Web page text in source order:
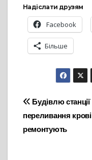
Надіслати друзям
Facebook
Більше
Навігація
записів
Будівлю станції
переливання крові
ремонтують